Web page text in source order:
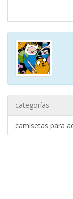
categorías
camisetas para